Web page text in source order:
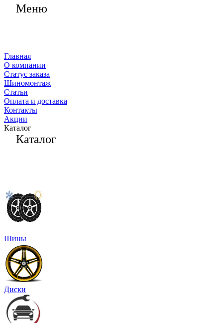
Меню
Главная
О компании
Статус заказа
Шиномонтаж
Статьи
Оплата и доставка
Контакты
Акции
Каталог
Каталог
Шины
Диски